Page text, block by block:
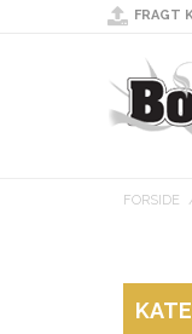
FRAGT
FORSIDE